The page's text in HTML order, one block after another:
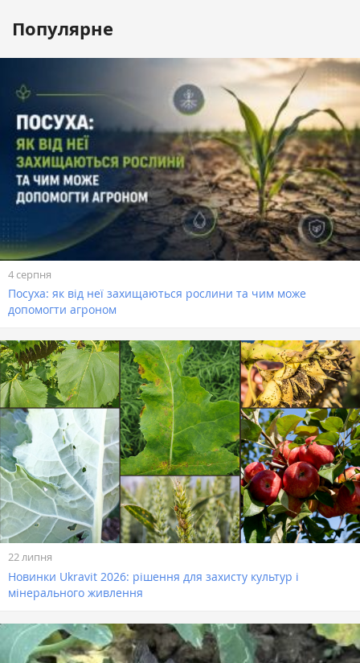
Популярне
4 серпня
Посуха: як від неї захищаються рослини та чим може
допомогти агроном
22 липня
Новинки Ukravit 2026: рішення для захисту культур і
мінерального живлення